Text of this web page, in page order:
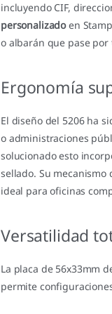
incluyendo CIF,
personalizadoen
o albarán que pase por
Ergonomía
El diseño del 5206 ha
o administraciones
solucionado esto
sellado. Su
ideal para oficinas
Versatilidad
La placa de 56x33mm
permite